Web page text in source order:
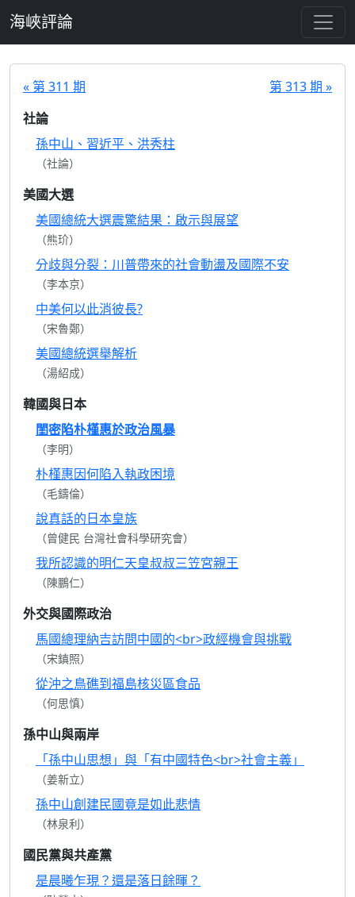
海峽評論
« 第 311 期
第 313 期 »
社論
孫中山、習近平、洪秀柱
（社論）
美國大選
美國總統大選震驚結果：啟示與展望
（熊玠）
分歧與分裂：川普帶來的社會動盪及國際不安
（李本京）
中美何以此消彼長?
（宋魯鄭）
美國總統選舉解析
（湯紹成）
韓國與日本
閨密陷朴槿惠於政治風暴
（李明）
朴槿惠因何陷入執政困境
（毛鑄倫）
說真話的日本皇族
（曾健民 台灣社會科學研究會）
我所認識的明仁天皇叔叔三笠宮親王
（陳鵬仁）
外交與國際政治
馬國總理納吉訪問中國的<br>政經機會與挑戰
（宋鎮照）
從沖之鳥礁到福島核災區食品
（何思慎）
孫中山與兩岸
「孫中山思想」與「有中國特色<br>社會主義」
（姜新立）
孫中山創建民國竟是如此悲情
（林泉利）
國民黨與共產黨
是晨曦乍現？還是落日餘暉？